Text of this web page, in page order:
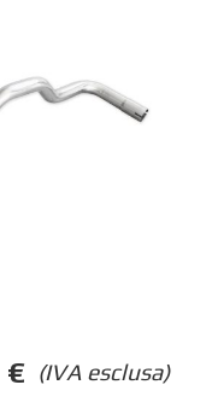
(IVA esclusa)
€